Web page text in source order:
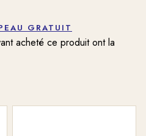
GRATUIT
acheté ce produit ont la